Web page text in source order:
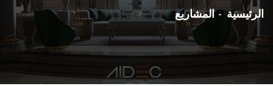
الرئيسية المشاريع